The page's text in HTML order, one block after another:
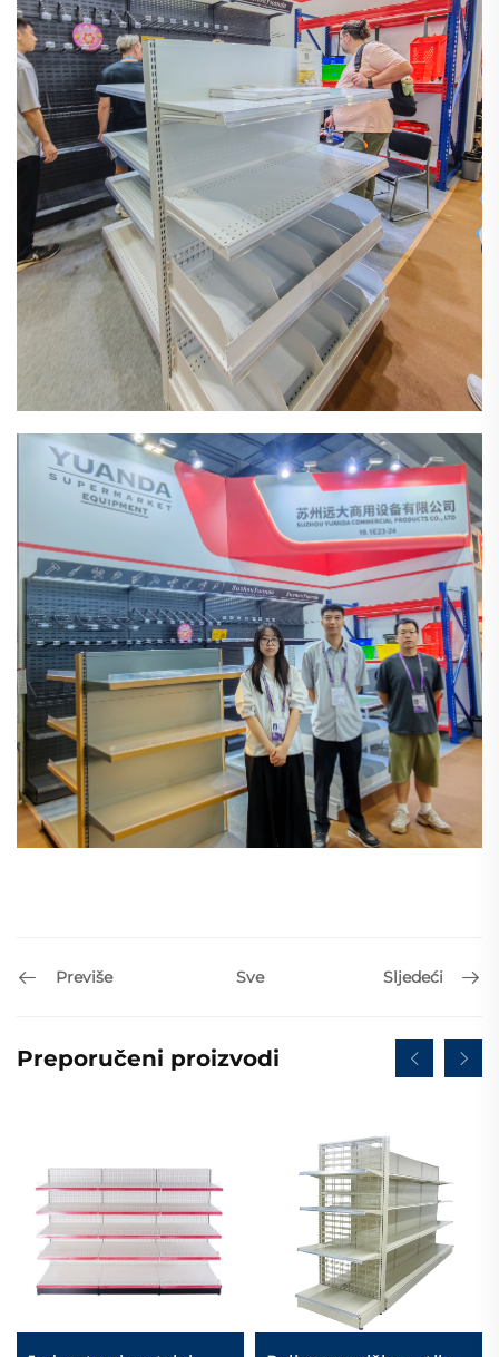
Previše Sve Sljedeći
Preporučeni proizvodi